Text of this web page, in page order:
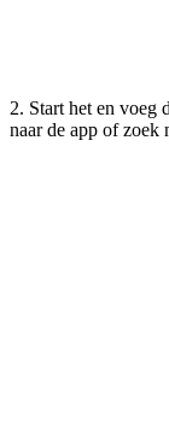
2. Start het en voeg
naar de app of zoek